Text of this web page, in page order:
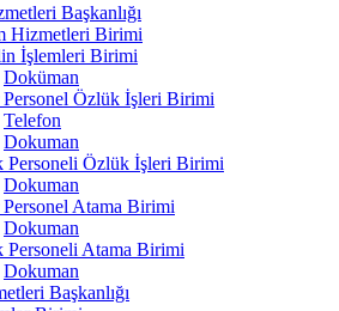
Başkanlığı
Hizmetleri Birimi
İşlemleri Birimi
Doküman
Özlük İşleri Birimi
Telefon
Dokuman
Personeli Özlük İşleri Birimi
Dokuman
Atama Birimi
Dokuman
Personeli Atama Birimi
Dokuman
Başkanlığı